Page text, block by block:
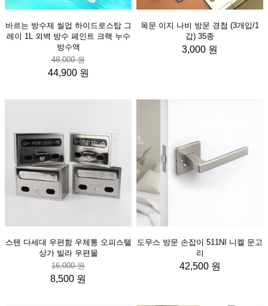
바르는 방수제 씰업 하이드로스탑 그
레이 1L 외벽 방수 페인트 크랙 누수
방수액
48,000 원
44,900 원
목문 이지 나비 방문 경첩 (3개입/1
갑) 35종
3,000 원
스텐 다세대 우편함 우체통 오피스텔
상가 빌라 우편물
16,000 원
8,500 원
도무스 방문 손잡이 511NI 니켈 문고
리
42,500 원